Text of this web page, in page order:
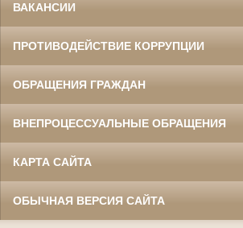
ВАКАНСИИ
ПРОТИВОДЕЙСТВИЕ КОРРУПЦИИ
ОБРАЩЕНИЯ ГРАЖДАН
ВНЕПРОЦЕССУАЛЬНЫЕ ОБРАЩЕНИЯ
КАРТА САЙТА
ОБЫЧНАЯ ВЕРСИЯ САЙТА